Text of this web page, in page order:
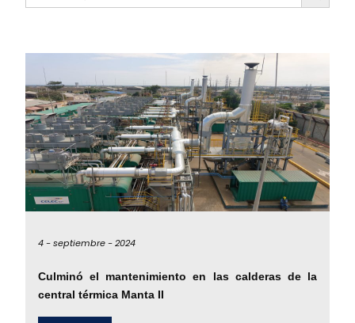
4 -septiembre -2024
Culminó el mantenimiento en las calderas de la
central térmica Manta II